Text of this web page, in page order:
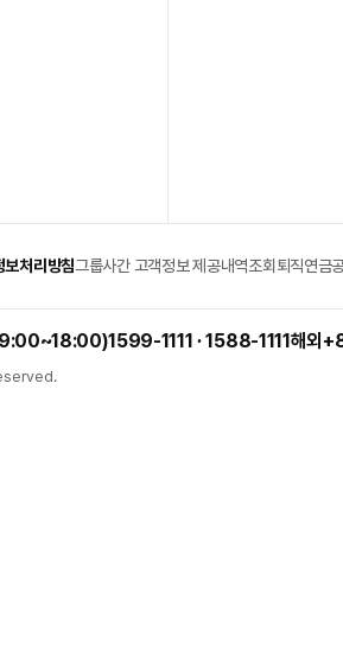
보처리방침그룹사간 고객정보 제공내역조회 퇴직연금
1599-1111 ∙ 1588-1111해외